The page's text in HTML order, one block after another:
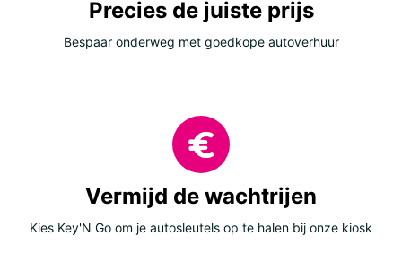
Precies de juiste prijs
Bespaar onderweg met goedkope autoverhuur
Vermijd de wachtrijen
Kies Key'N Go om je autosleutels op te halen bij onze kiosk